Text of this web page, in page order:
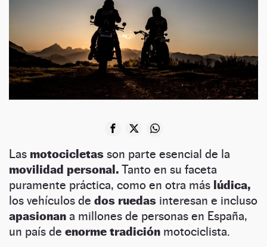
Las motocicletas son parte esencial de la
movilidad personal. Tanto en su faceta
puramente práctica, como en otra más lúdica,
los vehículos de dos ruedas interesan e incluso
apasionan a millones de personas en España,
un país de enorme tradición motociclista.